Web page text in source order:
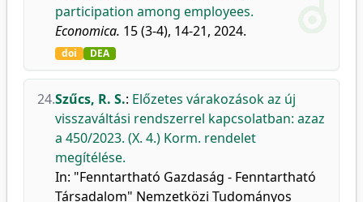
participation among employees.
Economica. 15 (3-4), 14-21, 2024.
doi DEA
24.Szűcs, R. S.: Előzetes várakozások az új
visszaváltási rendszerrel kapcsolatban: azaz
a 450/2023. (X. 4.) Korm. rendelet
megítélése.
In: "Fenntartható Gazdaság - Fenntartható
Társadalom" Nemzetközi Tudományos